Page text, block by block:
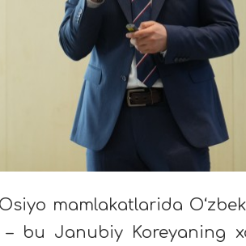
mamlakatlarida
bu Janubiy Koreyaning